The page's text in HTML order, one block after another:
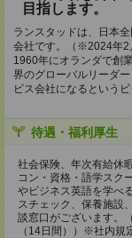
目指します。
ランスタッドは、日本
会社です。（※2024年2
1960年にオランダで創
界のグローバルリーダ
ビス会社になるという
待遇・福利厚生
社会保険、年次有給休
コン・資格・語学スク
やビジネス英語を学べ
スチェック、保養施設
談窓口がございます。
（14日間））※社内